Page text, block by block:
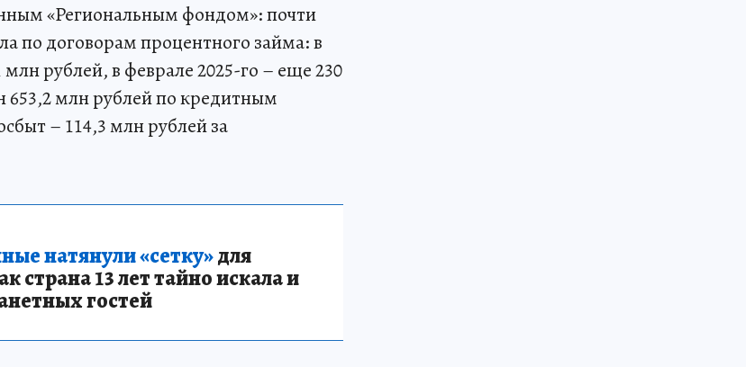
«Региональным фондом»: почти
по договорам процентного займа: в
рублей, в феврале 2025-го – еще 230
653,2 млн рублей по кредитным
– 114,3 млн рублей за
натянули «сетку»для
страна 13 лет тайно искала и
гостей